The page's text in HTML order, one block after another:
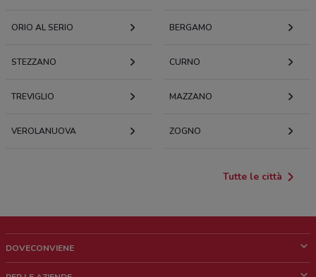
ORIO AL SERIO BERGAMO
STEZZANO CURNO
TREVIGLIO MAZZANO
VEROLANUOVA ZOGNO
Tutte le città
DOVECONVIENE